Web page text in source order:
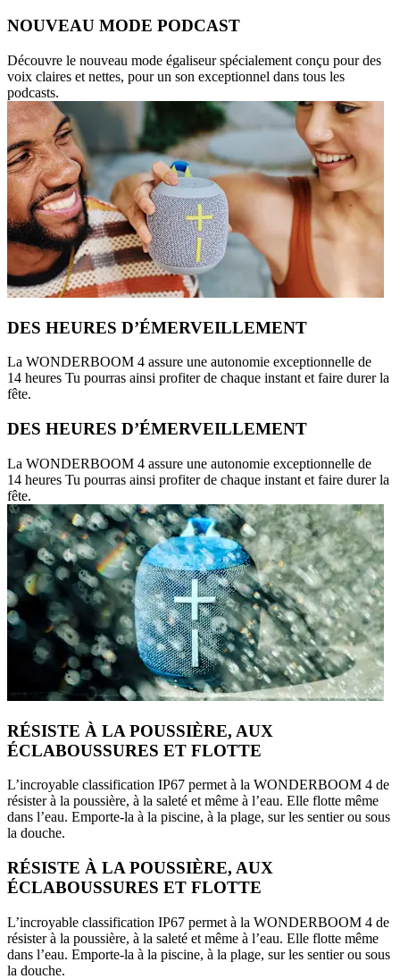
NOUVEAU MODE PODCAST
Découvre le nouveau mode égaliseur spécialement conçu pour des
voix claires et nettes, pour un son exceptionnel dans tous les
podcasts.
DES HEURES D’ÉMERVEILLEMENT
La WONDERBOOM 4 assure une autonomie exceptionnelle de
14 heures Tu pourras ainsi profiter de chaque instant et faire durer la
fête.
DES HEURES D’ÉMERVEILLEMENT
La WONDERBOOM 4 assure une autonomie exceptionnelle de
14 heures Tu pourras ainsi profiter de chaque instant et faire durer la
fête.
RÉSISTE À LA POUSSIÈRE, AUX
ÉCLABOUSSURES ET FLOTTE
L’incroyable classification IP67 permet à la WONDERBOOM 4 de
résister à la poussière, à la saleté et même à l’eau. Elle flotte même
dans l’eau. Emporte-la à la piscine, à la plage, sur les sentier ou sous
la douche.
RÉSISTE À LA POUSSIÈRE, AUX
ÉCLABOUSSURES ET FLOTTE
L’incroyable classification IP67 permet à la WONDERBOOM 4 de
résister à la poussière, à la saleté et même à l’eau. Elle flotte même
dans l’eau. Emporte-la à la piscine, à la plage, sur les sentier ou sous
la douche.